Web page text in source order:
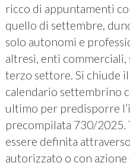
ricco di appuntamenti
quello di settembre,
solo autonomi e
altresì, enti
terzo settore. Si chiude
calendario settembrino
ultimo per predisporre
precompilata 730/2025.
essere definita
autorizzato o con